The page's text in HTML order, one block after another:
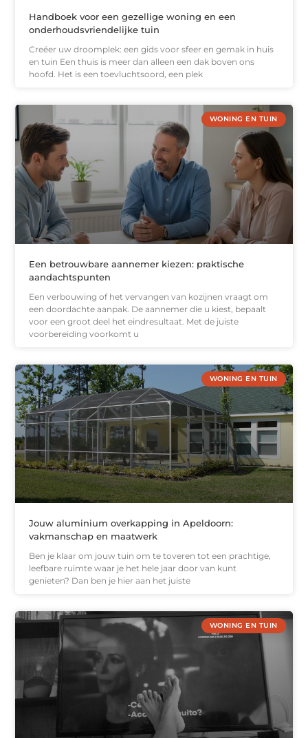
Handboek voor een gezellige woning en een
onderhoudsvriendelijke tuin
Creëer uw droomplek: een gids voor sfeer en gemak in huis
en tuin Een thuis is meer dan alleen een dak boven ons
hoofd. Het is een toevluchtsoord, een plek
WONING EN TUIN
Een betrouwbare aannemer kiezen: praktische
aandachtspunten
Een verbouwing of het vervangen van kozijnen vraagt om
een doordachte aanpak. De aannemer die u kiest, bepaalt
voor een groot deel het eindresultaat. Met de juiste
voorbereiding voorkomt u
WONING EN TUIN
Jouw aluminium overkapping in Apeldoorn:
vakmanschap en maatwerk
Ben je klaar om jouw tuin om te toveren tot een prachtige,
leefbare ruimte waar je het hele jaar door van kunt
genieten? Dan ben je hier aan het juiste
WONING EN TUIN